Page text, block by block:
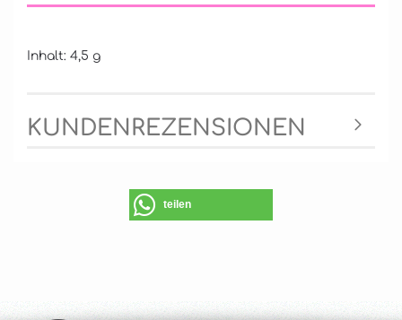
Inhalt: 4,5 g
KUNDENREZENSIONEN
teilen